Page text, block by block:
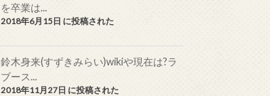
を卒業は...
2018年6月15日 に投稿された
鈴木身来(すずきみらい)wikiや現在は?ラ
ブース...
2018年11月27日 に投稿された